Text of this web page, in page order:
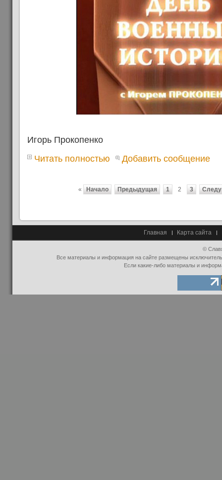
Игорь Прокопенко
Читать полностью
Добавить сообщение
« Начало Предыдущая 1 2 3
Главная Карта сайта
©
Все материалы и информация на сайте размещены
Если какие-либо материалы и